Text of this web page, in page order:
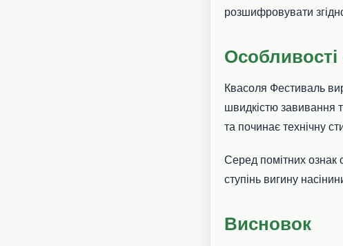
розшифровувати
Особливості
Квасоля Фестиваль
швидкістю завивання
та починає технічну
Серед помітних ознак
ступінь вигину
Висновок